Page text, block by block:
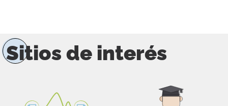
Sitios de interés